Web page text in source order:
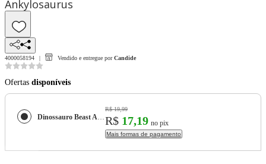
Ankylosaurus
4000058194 Vendido e entregue por Candide
Ofertas disponíveis
Dinossauro Beast Alive Criaturas Jurássicas Ankylosaurus
R$ 19,99
R$ 17,19 no pix
Mais formas de pagamento